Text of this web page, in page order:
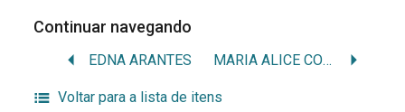
Continuar navegando
EDNA ARANTES MARIA ALICE COSTA
Voltar para a lista de itens